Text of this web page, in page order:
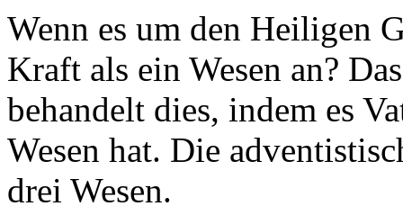
Wenn es um den Heiligen
Kraft als ein Wesen an?
behandelt dies, indem es
Wesen hat. Die
drei Wesen.